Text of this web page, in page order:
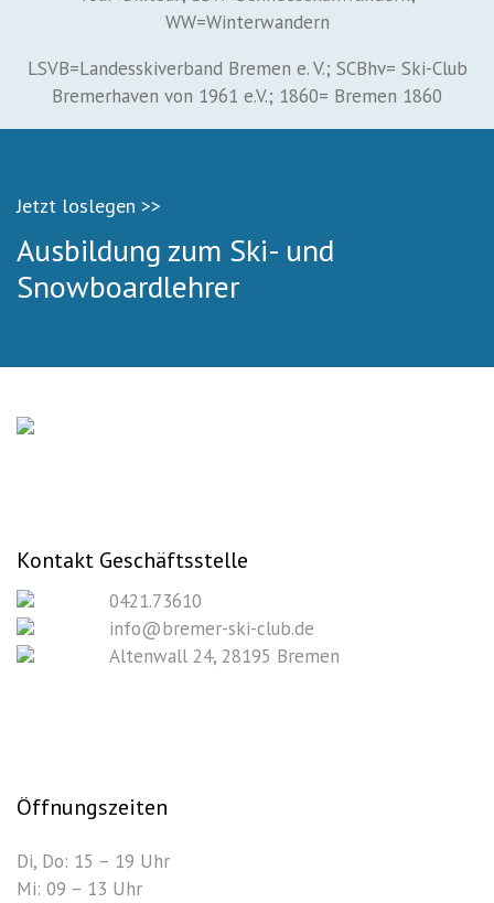
WW=Winterwandern
LSVB=Landesskiverband Bremen e. V.; SCBhv= Ski-Club
Bremerhaven von 1961 e.V.; 1860= Bremen 1860
Jetzt loslegen >>
Ausbildung zum Ski- und
Snowboardlehrer
Kontakt Geschäftsstelle
0421.73610
info@bremer-ski-club.de
Altenwall 24, 28195 Bremen
Öffnungszeiten
Di, Do: 15 – 19 Uhr
Mi: 09 – 13 Uhr